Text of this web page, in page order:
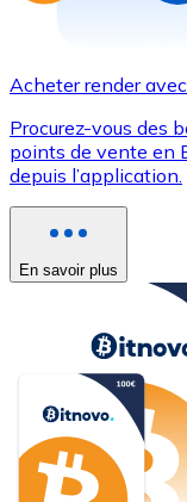
Acheter render
Procurez-vous des
points de vente en
depuis l’application.
En savoir plus